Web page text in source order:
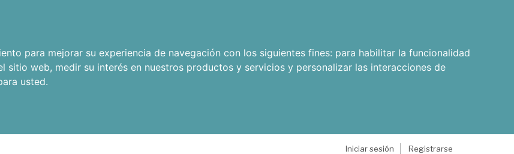
para mejorar su experiencia de navegación con los siguientes fines: para habilitar la funcionalidad
sitio web, medir su interés en nuestros productos y servicios y personalizar las interacciones de
usted.
Iniciar sesión
Registrarse